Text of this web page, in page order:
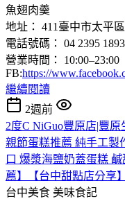
魚翅肉羹
地址： 411臺中市太平
電話號碼： 04 2395 1893
營業時間： 10:00–23:00
FB:https://
繼續閱讀
2週前
2度C NiGuo豐原店|豐
親節蛋糕推薦 純手工製
口 爆漿海鹽奶蓋蛋糕
薦】【台中甜點店分享】
台中美食 美味食記